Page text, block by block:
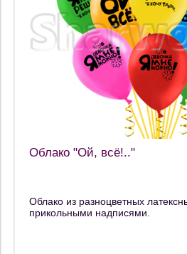
Облако "Ой, всё!.."
Облако из разноцветных
прикольными надписями.